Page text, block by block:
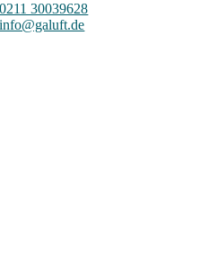
0211 30039628
info@galuft.de